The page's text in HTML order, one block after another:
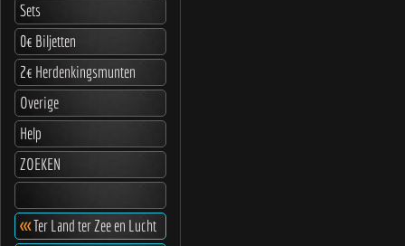
Sets
0€ Biljetten
2€ Herdenkingsmunten
Overige
Help
ZOEKEN
<<<Ter Land ter Zee en Lucht